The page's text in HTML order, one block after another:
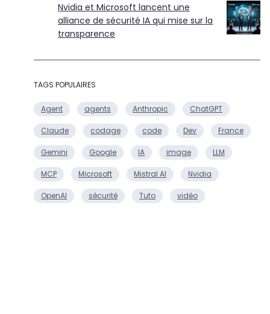
Nvidia et Microsoft lancent une
alliance de sécurité IA qui mise sur la
transparence
TAGS POPULAIRES
Agent agents Anthropic ChatGPT
Claude codage code Dev France
Gemini Google IA image LLM
MCP Microsoft Mistral AI Nvidia
OpenAI sécurité Tuto vidéo